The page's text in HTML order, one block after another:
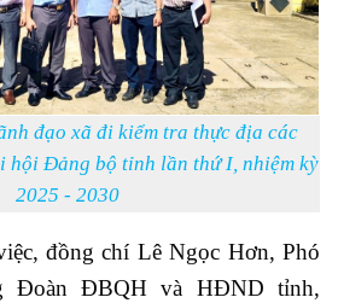
đạo xã đi kiểm tra thực địa các
hội Đảng bộ tỉnh lần thứ I, nhiệm kỳ
2025 - 2030
đồng chí Lê Ngọc Hơn, Phó
Đoàn ĐBQH và HĐND tỉnh,